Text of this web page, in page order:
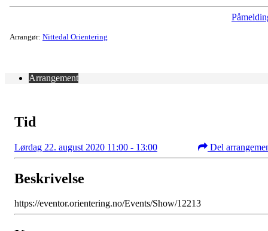
Arrangør: Nittedal Orientering
Arrangement
Tid
Lørdag 22. august 2020 11:00 - 13:00 Del
Beskrivelse
https://eventor.orientering.no/Events/Show/12213